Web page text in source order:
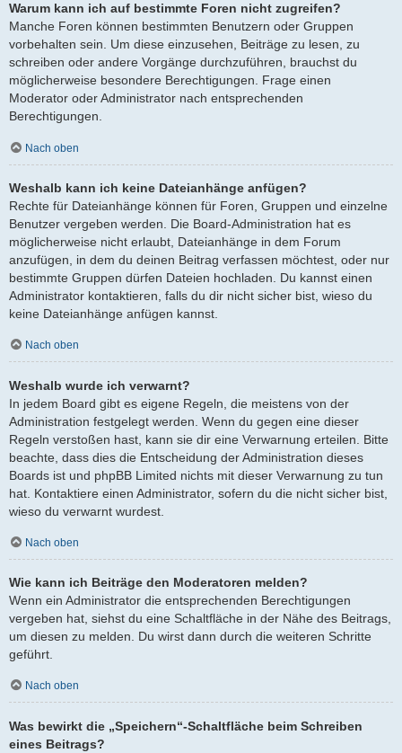
Warum kann ich auf bestimmte Foren nicht zugreifen?
Manche Foren können bestimmten Benutzern oder Gruppen
vorbehalten sein. Um diese einzusehen, Beiträge zu lesen, zu
schreiben oder andere Vorgänge durchzuführen, brauchst du
möglicherweise besondere Berechtigungen. Frage einen
Moderator oder Administrator nach entsprechenden
Berechtigungen.
Nach oben
Weshalb kann ich keine Dateianhänge anfügen?
Rechte für Dateianhänge können für Foren, Gruppen und einzelne
Benutzer vergeben werden. Die Board-Administration hat es
möglicherweise nicht erlaubt, Dateianhänge in dem Forum
anzufügen, in dem du deinen Beitrag verfassen möchtest, oder nur
bestimmte Gruppen dürfen Dateien hochladen. Du kannst einen
Administrator kontaktieren, falls du dir nicht sicher bist, wieso du
keine Dateianhänge anfügen kannst.
Nach oben
Weshalb wurde ich verwarnt?
In jedem Board gibt es eigene Regeln, die meistens von der
Administration festgelegt werden. Wenn du gegen eine dieser
Regeln verstoßen hast, kann sie dir eine Verwarnung erteilen. Bitte
beachte, dass dies die Entscheidung der Administration dieses
Boards ist und phpBB Limited nichts mit dieser Verwarnung zu tun
hat. Kontaktiere einen Administrator, sofern du die nicht sicher bist,
wieso du verwarnt wurdest.
Nach oben
Wie kann ich Beiträge den Moderatoren melden?
Wenn ein Administrator die entsprechenden Berechtigungen
vergeben hat, siehst du eine Schaltfläche in der Nähe des Beitrags,
um diesen zu melden. Du wirst dann durch die weiteren Schritte
geführt.
Nach oben
Was bewirkt die „Speichern“-Schaltfläche beim Schreiben
eines Beitrags?